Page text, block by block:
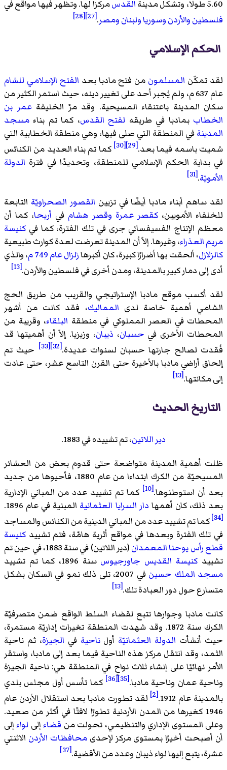
5.60 طولا، وتشكل مدينة القدسمركزا لها. وتظهر فيها مواقع في
فلسطينوالأردنوسورياولبنانومصر.
[27]
[28]
الحكم الإسلامي
لقد تمكّن المسلمون من فتح مادبا بعد الفتح الإسلامي للشام
عام 637 م، ولم يُجبر أحد على تغيير دينه، حيث استمر الكثير من
سكان المدينة باعتنقاء المسيحية. وقد مرّ الخليفةعمر بن
الخطاب بمادبا في طريقه لفتح القدس، كما تم بناء مسجد
المدينةفي المنطقة التي صلى فيها، وهي منطقة الخطابية التي
سُميت باسمه فيما بعد.[29]
[30]
كما تم بناء العديد من الكنائس
في بداية الحكم الإسلامي للمنطقة، وتحديدًا في فترة الدولة
الأمويّة.
[31]
لقد ساهم أبناء مادبا أيضًا في تزيين القصور الصحراويّة التابعة
للخلفاء الأمويين،كقصر عمرة وقصر هشام في أريحا، كما أن
معظم الإنتاج الفسيفسائي جرى في تلك الفترة، كما في كنيسة
مريم العذراء، وغيرها. إلاّ أن المدينة تعرضت لعدة كوارث طبيعية
كالزلازل، ألحقت بها أضرارًا كبيرة، كان أكبرهازلزال عام 749 م
، والذي
أدى إلى دمار كبير بالمدينة، ومدن أخرى في فلسطين والأردن.[13]
لقد أكسب موقع مادبا الإستراتيجي والقريب من طريق الحج
الشامي أهمية خاصة لدى المماليك، فقد كانت من أشهر
المحطات في العصر المملوكي في منطقة البلقاء، وقريبة من
المحطات الأخرى في حسبان، ذيبان، وزيزيا. إلاّ أن أهميتها قد
فُقدت لصالح جارتها حسبان لسنوات عديدة.[32]
[33]
حيث تم
إلحاق أراضي مادبا بالأخيرة حتى القرن التاسع عشر، حتى عادت
إلى مكانتها.[13]
التاريخ الحديث
دير اللاتين، تم تشييده في 1883.
ظلت أهمية المدينة متواضعة حتى قدوم بعض من العشائر
المسيحيّة من الكرك ابتداءا من عام 1880، فأحيوها من جديد
بعد أن استوطنوها.[10]
كما تم تشييد عدد من المباني الإدارية
بعد ذلك، كان أهمها دار السرايا العثمانية المبنية في عام 1896.
[34]
كما تم تشييد عدد من المباني الدينية من الكنائس والمساجد
في تلك الفترة وبعدها في مواقع أثرية هامّة، فتم تشييد كنيسة
قطع رأس يوحنا المعمدان
(دير اللاتين) في سنة 1883، في حين تم
تشييد كنيسة القديس جاورجيوس سنة 1896، كما تم تشييد
مسجد الملك حسين
في 2007، تلى ذلك نمو في السكان بشكل
متسارع حول دور العبادة تلك.[13]
كانت مادبا وجوارها تتبع لقضاء السلط الواقع ضمن متصرفيّة
الكرك سنة 1872. وقد شهدت المنطقة تغيرات إداريّة مستمرة،
حيث أنشأت الدولة العثمانيّة أولناحية في الجيزة، ثم ناحية
الثمد، وقد انتقل مركز هذه الناحية فيما بعد إلى مادبا، واستقر
الأمر نهائيًا على إنشاء ثلاث نواحٍ في المنطقة هي: ناحية الجيزة
وناحية عمان وناحية مادبا.[35]
[36]
كما تأسس أول مجلس بلدي
بالمدينة عام 1912.
[2]
لقد تطورت مادبا بعد استقلال الأردن عام
1946 كغيرها من المدن الأردنية تطورًا لافتًا في أكثر من صعيد.
وعلى المستوى الإداري والتنظيمي، تحولت من قضاءإلى لواءإلى
أن أصبحت أخيرًا بمستوى مركز لإحدىمحافظات الأردن الاثنتي
عشرة، يتبع إليها لواء ذيبان وعدد من الأقضية.[37]